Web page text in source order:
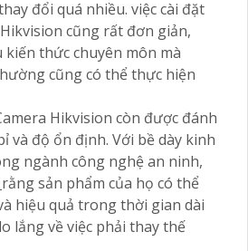
đổi quá nhiều. việc cài đặt
cũng rất đơn giản,
thức chuyên môn mà
cũng có thể thực hiện
Hikvision còn được đánh
và độ ổn định. Với bề dày kinh
ngành công nghệ an ninh,
rằng sản phẩm của họ có thể
hiệu quả trong thời gian dài
lắng về việc phải thay thế